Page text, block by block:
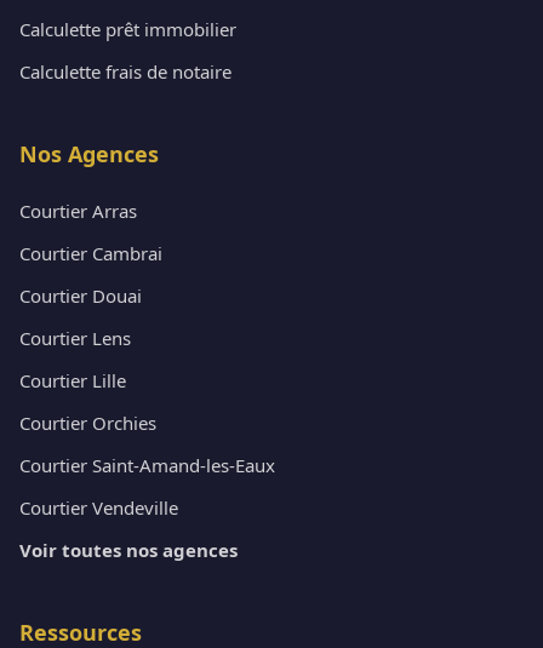
Calculette prêt immobilier
Calculette frais de notaire
Nos Agences
Courtier Arras
Courtier Cambrai
Courtier Douai
Courtier Lens
Courtier Lille
Courtier Orchies
Courtier Saint-Amand-les-Eaux
Courtier Vendeville
Voir toutes nos agences
Ressources